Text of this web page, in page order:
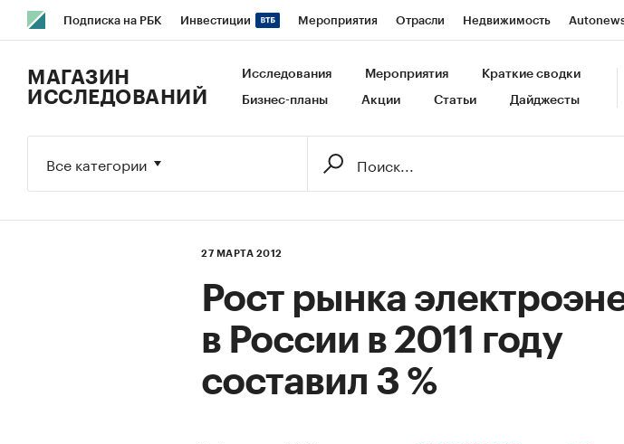
Подписка на РБК Инвестиции Мероприятия Отрасли Недвижимость
Исследования Кредитные рейтинги Франшизы Газета Спецпроекты СПб
МАГАЗИН
ИССЛЕДОВАНИЙ
Исследования Мероприятия Краткие сводки
Бизнес-планы Акции Статьи Дайджесты
Все категории
27 МАРТА 2012
Рост рынка
в России в 2011 году
составил 3 %